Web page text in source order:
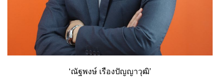
‘ณัฐพงษ์ เรืองปัญญาวุฒิ’